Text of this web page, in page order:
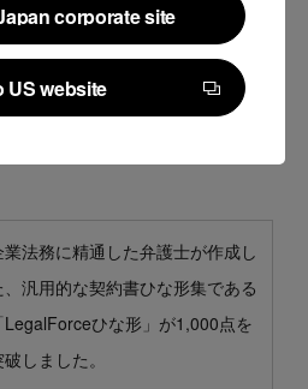
corporate site
corporate site
US website
US website
された機能改善、アップデ
業法務に精通した弁護士が作成し
、汎用的な契約書ひな形集である
LegalForceひな形」が1,000点を
破しました。